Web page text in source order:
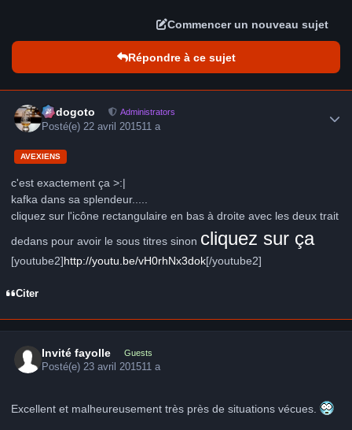
Commencer un nouveau sujet
Répondre à ce sujet
frédogoto Administrators
Posté(e) 22 avril 201511 a
AVEXIENS
c'est exactement ça >:|
kafka dans sa splendeur.....
cliquez sur l'icône rectangulaire en bas à droite avec les deux trait
dedans pour avoir le sous titres sinon cliquez sur ça
[youtube2]http://youtu.be/vH0rhNx3dok[/youtube2]
Citer
Invité fayolle Guests
Posté(e)23 avril 201511 a
Excellent et malheureusement très près de situations vécues.